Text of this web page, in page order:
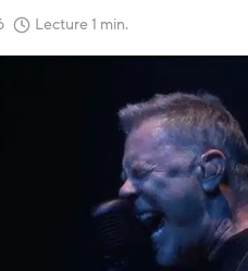
Lecture 1 min.